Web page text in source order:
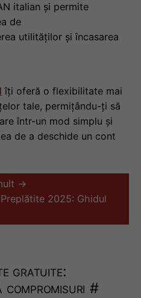
italian și permite
de
utilităților și încasarea
îți oferă o flexibilitate mai
tale, permițându-ți să
într-un mod simplu și
de a deschide un cont
→
2025: Ghidul
gratuite:
#